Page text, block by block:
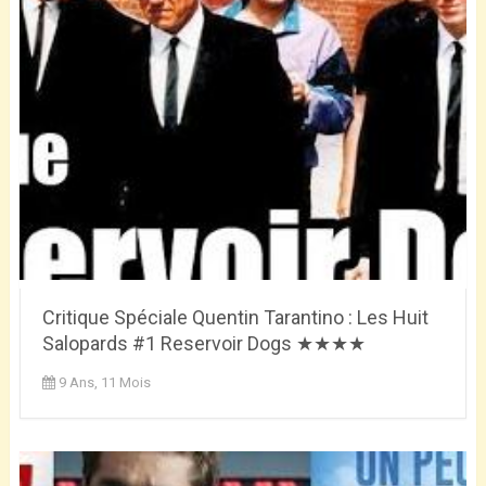
Critique Spéciale Quentin Tarantino : Les Huit
Salopards #1 Reservoir Dogs ★★★★
9 Ans, 11 Mois